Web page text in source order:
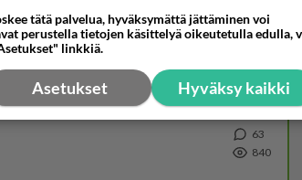
eikä kukaan estää <3 <3
63
840
tätä palvelua, hyväksymättä jättäminen voi
perustella tietojen käsittelyä oikeutetulla edulla,
linkkiä.
Hyväksy kaikki
Asetukset